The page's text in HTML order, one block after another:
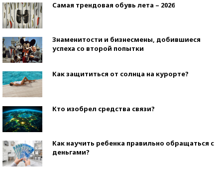
Самая трендовая обувь лета – 2026
Знаменитости и бизнесмены, добившиеся
успеха со второй попытки
Как защититься от солнца на курорте?
Кто изобрел средства связи?
Как научить ребенка правильно обращаться с
деньгами?